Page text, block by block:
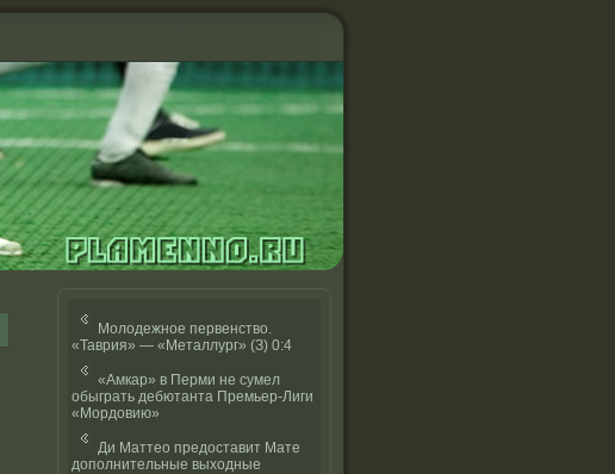
Молодежное первенство.
«Таврия» — «Металлург» (З) 0:4
«Амкар» в Перми не сумел
обыграть дебютанта Премьер-Лиги
«Мордовию»
Ди Маттео предоставит Мате
дополнительные выходные